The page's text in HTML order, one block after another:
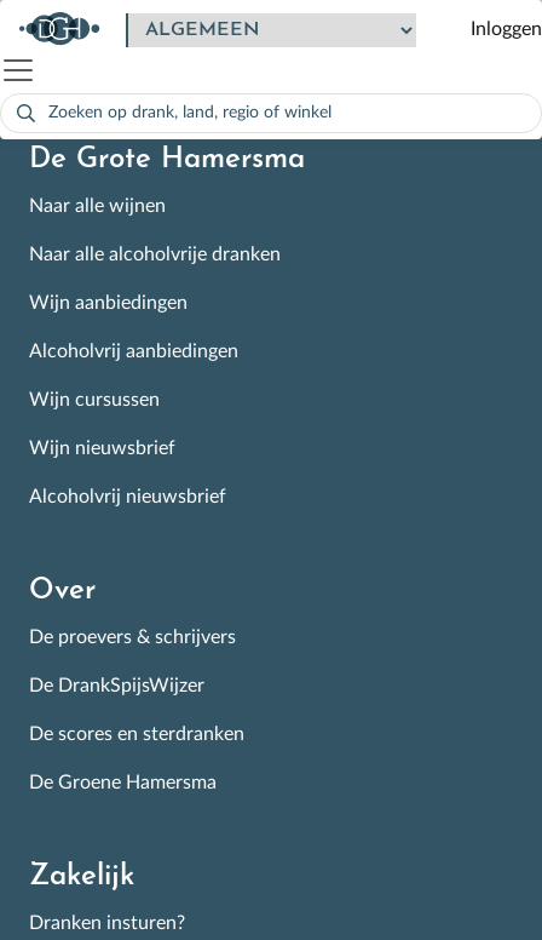
Zoeken
naar:
Als de resultaten voor automatisch aanvullen beschikbaar
Inloggen
De Grote Hamersma
Naar alle wijnen
Naar alle alcoholvrije dranken
Wijn aanbiedingen
Alcoholvrij aanbiedingen
Wijn cursussen
Wijn nieuwsbrief
Alcoholvrij nieuwsbrief
Over
De proevers & schrijvers
De DrankSpijsWijzer
De scores en sterdranken
De Groene Hamersma
Zakelijk
Dranken insturen?